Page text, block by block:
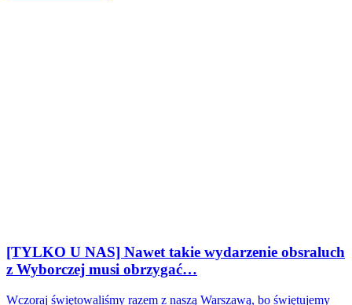
[TYLKO U NAS] Nawet takie wydarzenie obsraluch
z Wyborczej musi obrzygać…
Wczoraj świętowaliśmy razem z naszą Warszawą, bo świętujemy